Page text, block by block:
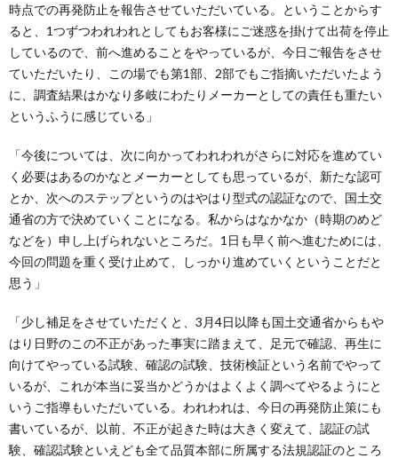
時点での再発防止を報告させていただいている。ということからす
ると、1つずつわれわれとしてもお客様にご迷惑を掛けて出荷を停止
しているので、前へ進めることをやっているが、今日ご報告をさせ
ていただいたり、この場でも第1部、2部でもご指摘いただいたよう
に、調査結果はかなり多岐にわたりメーカーとしての責任も重たい
というふうに感じている」
「今後については、次に向かってわれわれがさらに対応を進めてい
く必要はあるのかなとメーカーとしても思っているが、新たな認可
とか、次へのステップというのはやはり型式の認証なので、国土交
通省の方で決めていくことになる。私からはなかなか（時期のめど
などを）申し上げられないところだ。1日も早く前へ進むためには、
今回の問題を重く受け止めて、しっかり進めていくということだと
思う」
「少し補足をさせていただくと、3月4日以降も国土交通省からもや
はり日野のこの不正があった事実に踏まえて、足元で確認、再生に
向けてやっている試験、確認の試験、技術検証という名前でやって
いるが、これが本当に妥当かどうかはよくよく調べてやるようにと
いうご指導もいただいている。われわれは、今日の再発防止策にも
書いているが、以前、不正が起きた時は大きく変えて、認証の試
験、確認試験といえども全て品質本部に所属する法規認証のところ